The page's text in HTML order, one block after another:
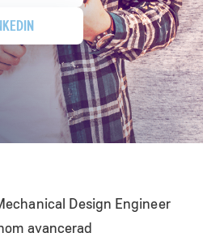
Design Engineer
avancerad